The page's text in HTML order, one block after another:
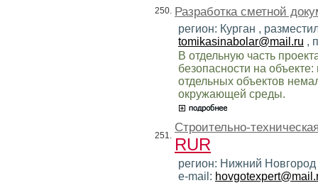
250. Разработка сметной
регион: Курган ,
tomikasinabolar@mail.ru ,
В отдельную часть
безопасности на
отдельных объектов
окружающей среды.
251.
Строительно-
RUR
регион: Нижний
e-mail: